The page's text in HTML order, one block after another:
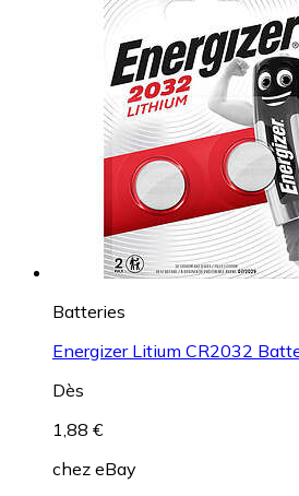
Batteries
Energizer Litium CR2032
Dès
1,88 €
chez eBay